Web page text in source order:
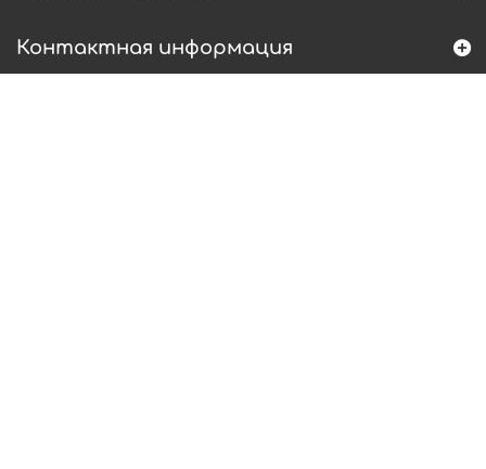
Контактная информация